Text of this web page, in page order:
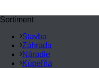
Sortiment
Stavba
Záhrada
Náradie
Kúpeľňa